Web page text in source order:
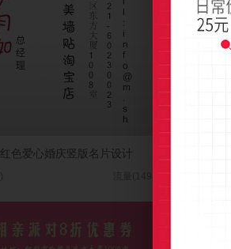
红色爱心婚庆竖版名片设计 浪